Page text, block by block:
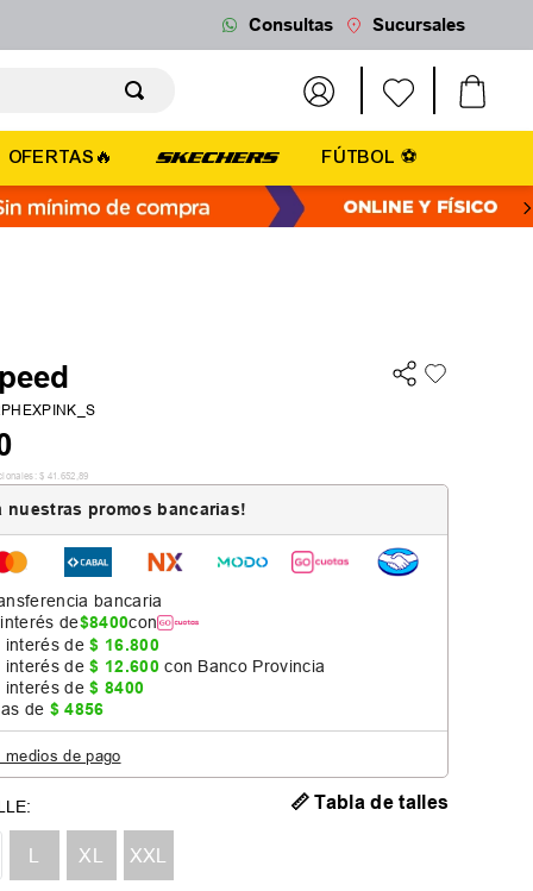
Consultas Sucursales
OFERTAS🔥 FÚTBOL ⚽
$ 41 .652 ,89
nuestras promos bancarias!
bancaria
de$8400con
interés de$ 16.800
interés de$ 12.600 con Banco Provincia
interés de$ 8400
de $ 4856
de pago
L XL XXL
📏 Tabla de talles